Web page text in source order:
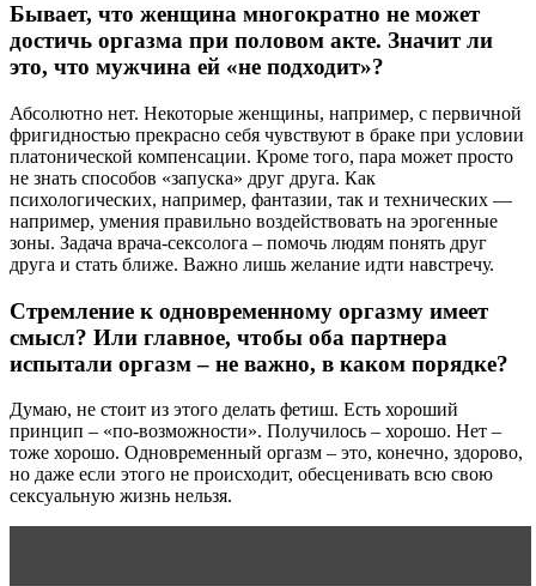
Бывает, что женщина многократно не может
достичь оргазма при половом акте. Значит ли
это, что мужчина ей «не подходит»?
Абсолютно нет. Некоторые женщины, например, с первичной
фригидностью прекрасно себя чувствуют в браке при условии
платонической компенсации. Кроме того, пара может просто
не знать способов «запуска» друг друга. Как
психологических, например, фантазии, так и технических —
например, умения правильно воздействовать на эрогенные
зоны. Задача врача-сексолога – помочь людям понять друг
друга и стать ближе. Важно лишь желание идти навстречу.
Стремление к одновременному оргазму имеет
смысл? Или главное, чтобы оба партнера
испытали оргазм – не важно, в каком порядке?
Думаю, не стоит из этого делать фетиш. Есть хороший
принцип – «по-возможности». Получилось – хорошо. Нет –
тоже хорошо. Одновременный оргазм – это, конечно, здорово,
но даже если этого не происходит, обесценивать всю свою
сексуальную жизнь нельзя.